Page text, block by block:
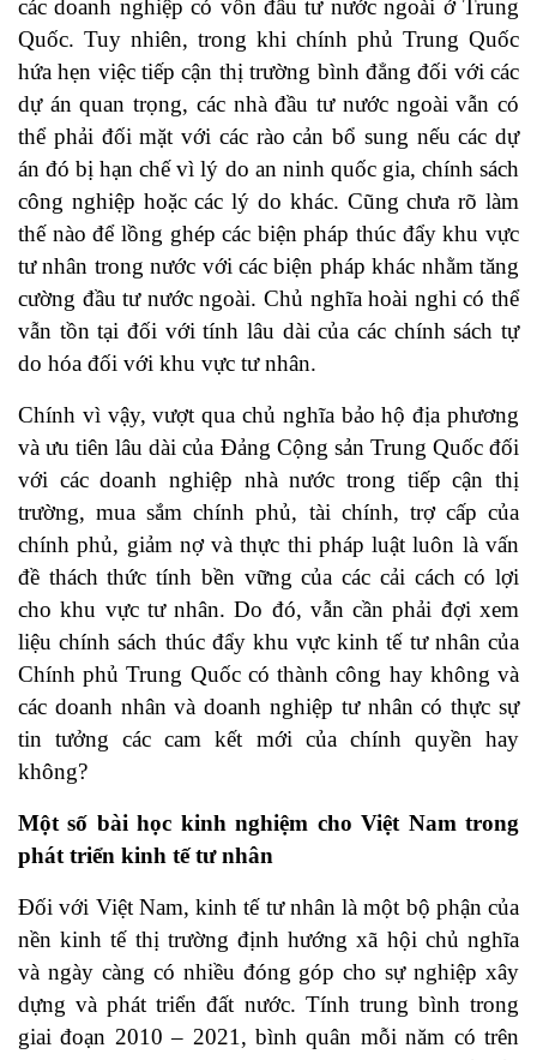
các doanh nghiệp có vốn đầu tư nước ngoài ở Trung
Quốc. Tuy nhiên, trong khi chính phủ Trung Quốc
hứa hẹn việc tiếp cận thị trường bình đẳng đối với các
dự án quan trọng, các nhà đầu tư nước ngoài vẫn có
thể phải đối mặt với các rào cản bổ sung nếu các dự
án đó bị hạn chế vì lý do an ninh quốc gia, chính sách
công nghiệp hoặc các lý do khác. Cũng chưa rõ làm
thế nào để lồng ghép các biện pháp thúc đẩy khu vực
tư nhân trong nước với các biện pháp khác nhằm tăng
cường đầu tư nước ngoài. Chủ nghĩa hoài nghi có thể
vẫn tồn tại đối với tính lâu dài của các chính sách tự
do hóa đối với khu vực tư nhân.
Chính vì vậy, vượt qua chủ nghĩa bảo hộ địa phương
và ưu tiên lâu dài của Đảng Cộng sản Trung Quốc đối
với các doanh nghiệp nhà nước trong tiếp cận thị
trường, mua sắm chính phủ, tài chính, trợ cấp của
chính phủ, giảm nợ và thực thi pháp luật luôn là vấn
đề thách thức tính bền vững của các cải cách có lợi
cho khu vực tư nhân. Do đó, vẫn cần phải đợi xem
liệu chính sách thúc đẩy khu vực kinh tế tư nhân của
Chính phủ Trung Quốc có thành công hay không và
các doanh nhân và doanh nghiệp tư nhân có thực sự
tin tưởng các cam kết mới của chính quyền hay
không?
Một số bài học kinh nghiệm cho Việt Nam trong
phát triển kinh tế tư nhân
Đối với Việt Nam, kinh tế tư nhân là một bộ phận của
nền kinh tế thị trường định hướng xã hội chủ nghĩa
và ngày càng có nhiều đóng góp cho sự nghiệp xây
dựng và phát triển đất nước. Tính trung bình trong
giai đoạn 2010 – 2021, bình quân mỗi năm có trên